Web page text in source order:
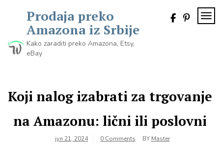
Prodaja preko
Amazona iz Srbije
Kako zaraditi preko Amazona, Etsy,
eBay
Koji nalog izabrati za trgovanje
na Amazonu: lični ili poslovni
јул 21, 2024 0 Comments BY Master